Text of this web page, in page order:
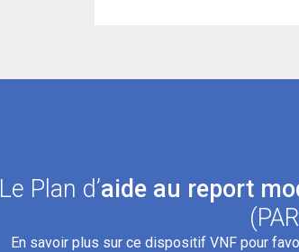
Le Plan d’aide au report
En savoir plus sur ce dispositif VNF pour